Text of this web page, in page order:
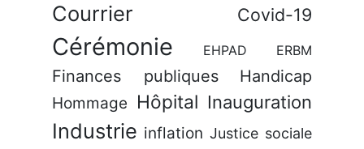
Courrier Covid-19
Cérémonie EHPAD ERBM
Finances publiques Handicap
Hommage Hôpital Inauguration
Industrie inflation Justice sociale